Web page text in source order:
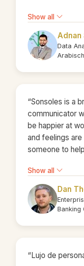
by refining our
advice to
salesperson
our strategy.
and directly
and it always
and genuinely
those she
and beyond to
strategic
others'
invaluable
Show all
Adnan
Data
“Sonsoles is a
communicator
be happier at
and feelings
someone to
Show all
Dan
Banking
“Lujo de